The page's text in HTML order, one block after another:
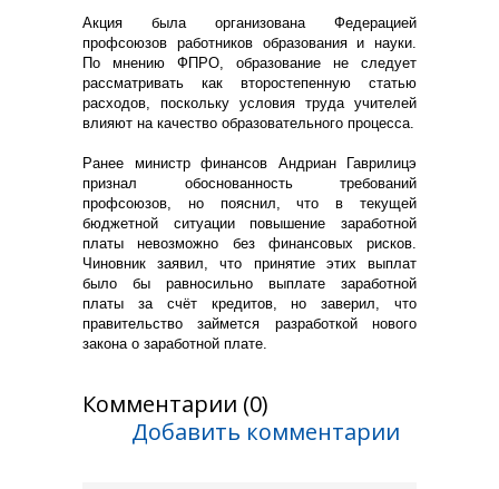
Акция была организована Федерацией
профсоюзов работников образования и науки.
По мнению ФПРО, образование не следует
рассматривать как второстепенную статью
расходов, поскольку условия труда учителей
влияют на качество образовательного процесса.
Ранее министр финансов Андриан Гаврилицэ
признал обоснованность требований
профсоюзов, но пояснил, что в текущей
бюджетной ситуации повышение заработной
платы невозможно без финансовых рисков.
Чиновник заявил, что принятие этих выплат
было бы равносильно выплате заработной
платы за счёт кредитов, но заверил, что
правительство займется разработкой нового
закона о заработной плате.
Комментарии (0)
Добавить комментарии